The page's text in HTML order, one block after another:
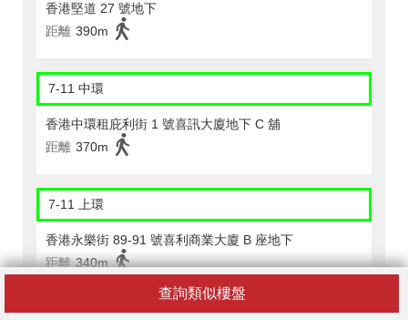
查詢類似樓盤
香港堅道 27 號地下
距離 390m
7-11 中環
香港中環租庇利街 1 號喜訊大廈地下 C 舖
距離 370m
7-11 上環
香港永樂街 89-91 號喜利商業大廈 B 座地下
距離 340m